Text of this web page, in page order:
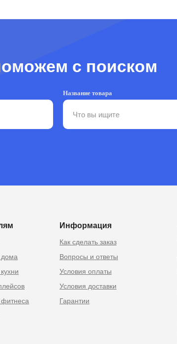
с поиском
Название товара
Информация
Как сделать заказ
Вопросы и ответы
Условия оплаты
Гарантии
Условия доставки